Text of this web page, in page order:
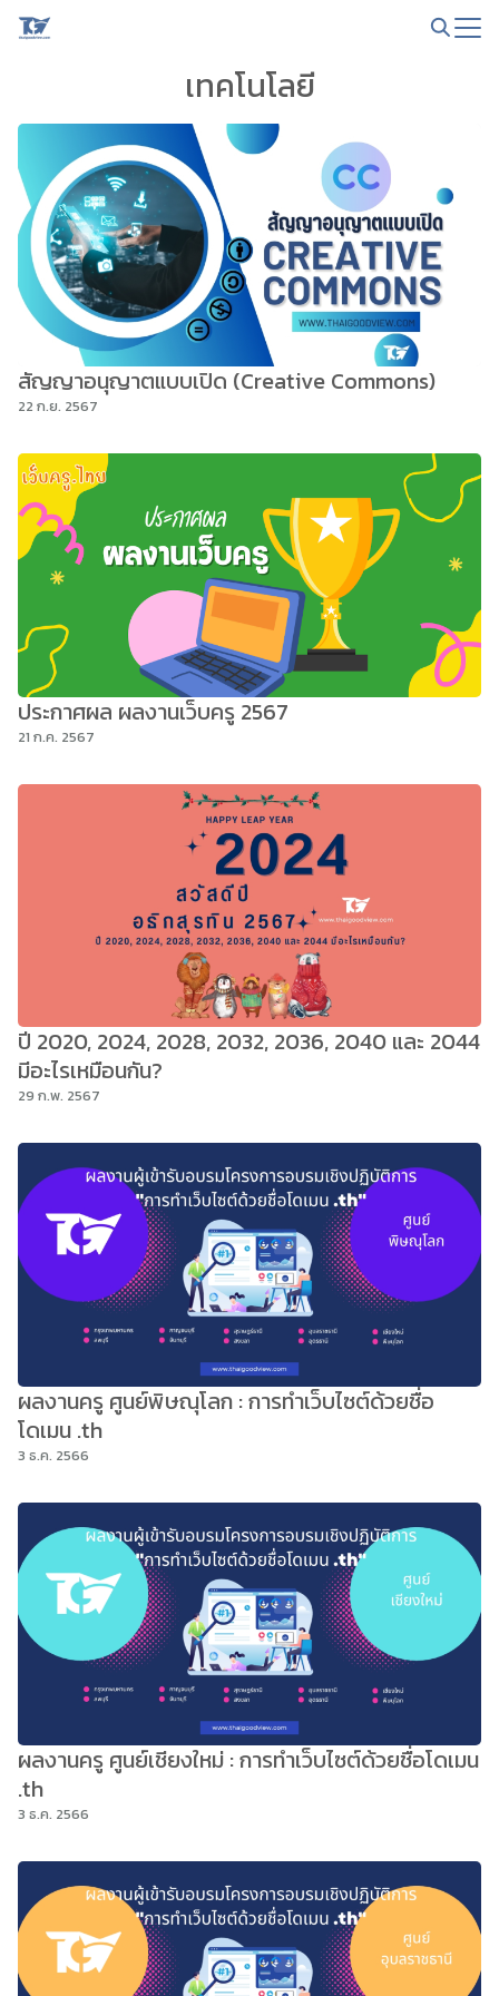
Skip
เทคโนโลยี
สัญญาอนุญาตแบบเปิด (Creative Commons)
22 ก.ย. 2567
ประกาศผล ผลงานเว็บครู 2567
21 ก.ค. 2567
ปี 2020, 2024, 2028, 2032, 2036, 2040 และ 2044
มีอะไรเหมือนกัน?
29 ก.พ. 2567
ผลงานครู ศูนย์พิษณุโลก : การทำเว็บไซต์ด้วยชื่อ
โดเมน .th
3 ธ.ค. 2566
ผลงานครู ศูนย์เชียงใหม่ : การทำเว็บไซต์ด้วยชื่อโดเมน
.th
3 ธ.ค. 2566